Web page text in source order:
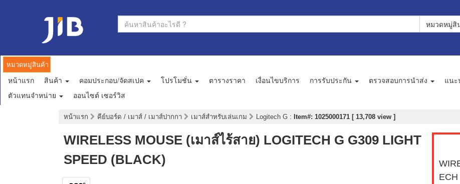
หมวดหมู่สิ
หมวดหมู่สินค้า
หน้าแรก สินค้า คอมประกอบ/จัดสเปค โปรโมชั่น ตารางราคา เงื่อนไขบริการ การรับประกัน ตรวจสอบการนำส่ง แนะ
ตัวแทนจำหน่าย
ออนไซต์ เซอร์วิส
หน้าแรก คีย์บอร์ด / เมาส์ / เมาส์ปากกา เมาส์สำหรับเล่นเกม Logitech G : Item#: 1025000171 [ 13,708 view ]
WIRELESS MOUSE (เมาส์ไร้สาย) LOGITECH G G309 LIGHT
SPEED (BLACK)